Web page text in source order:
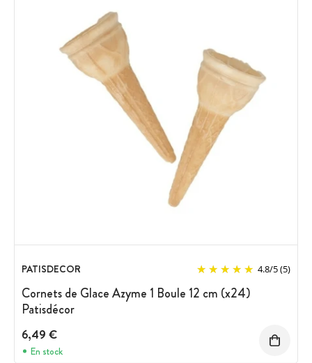
PATISDECOR 4.8/5(5)
Cornets de Glace Azyme 1 Boule 12 cm (x24)
Patisdécor
6,49 €
En stock